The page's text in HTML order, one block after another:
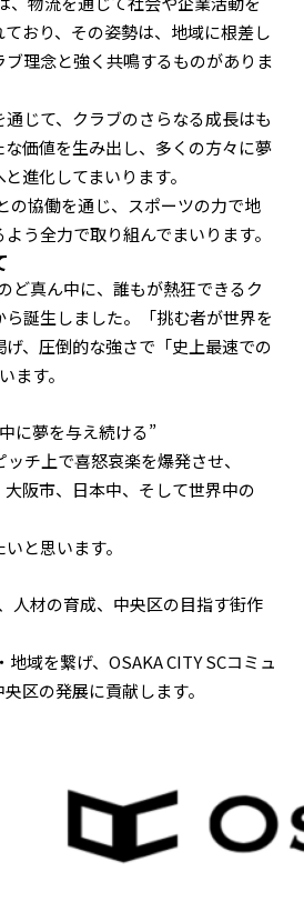
おり、その姿勢は、地域に根差し
理念と強く共鳴するものがありま
じて、クラブのさらなる成長はも
価値を生み出し、多くの方々に夢
進化してまいります。
の協働を通じ、スポーツの力で地
う全力で取り組んでまいります。
ど真ん中に、誰もが熱狂できるク
誕生しました。「挑む者が世界を
、圧倒的な強さで「史上最速での
ます。
に夢を与え続ける”
チ上で喜怒哀楽を爆発させ、
阪市、日本中、そして世界中の
と思います。
人材の育成、中央区の目指す街作
域を繋げ、OSAKA CITY SCコミュ
区の発展に貢献します。